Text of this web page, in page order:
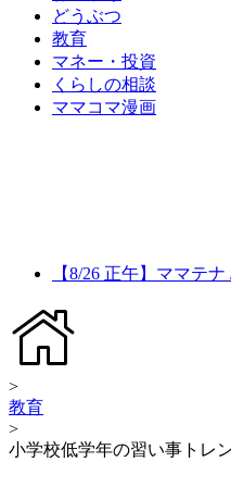
どうぶつ
教育
マネー・投資
くらしの相談
ママコマ漫画
【8/26 正午】ママテ
>
教育
>
小学校低学年の習い事トレ